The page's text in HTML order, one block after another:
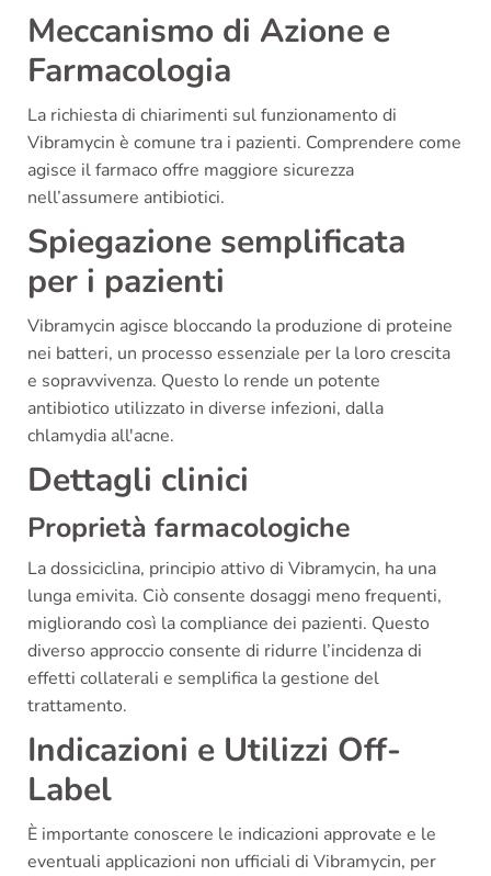
Meccanismo di Azione e
Farmacologia
La richiesta di chiarimenti sul funzionamento di
Vibramycin è comune tra i pazienti. Comprendere come
agisce il farmaco offre maggiore sicurezza
nell’assumere antibiotici.
Spiegazione semplificata
per i pazienti
Vibramycin agisce bloccando la produzione di proteine
nei batteri, un processo essenziale per la loro crescita
e sopravvivenza. Questo lo rende un potente
antibiotico utilizzato in diverse infezioni, dalla
chlamydia all'acne.
Dettagli clinici
Proprietà farmacologiche
La dossiciclina, principio attivo di Vibramycin, ha una
lunga emivita. Ciò consente dosaggi meno frequenti,
migliorando così la compliance dei pazienti. Questo
diverso approccio consente di ridurre l’incidenza di
effetti collaterali e semplifica la gestione del
trattamento.
Indicazioni e Utilizzi Off-
Label
È importante conoscere le indicazioni approvate e le
eventuali applicazioni non ufficiali di Vibramycin, per